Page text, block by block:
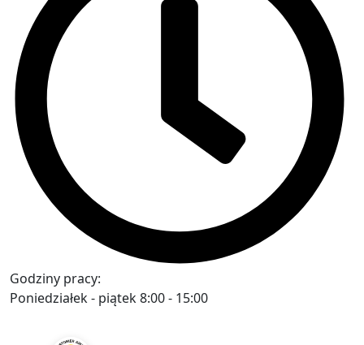
Godziny pracy:
Poniedziałek - piątek 8:00 - 15:00